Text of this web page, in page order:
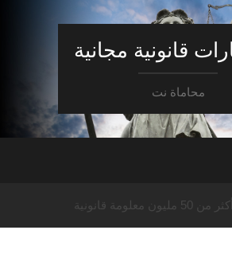
قانونية مجانية
محاماة نت
معلومة قانونية